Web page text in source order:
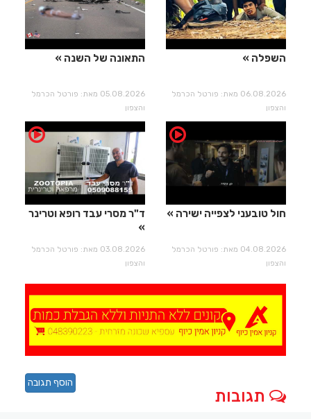
השפלה
06.08.2026 מאת: פורטל הכרמל
והצפון
התאונה של השנה
05.08.2026 מאת: פורטל הכרמל
והצפון
חול טובעני לצפייה ישירה
04.08.2026 מאת: פורטל הכרמל
והצפון
ד"ר מסרי עבד רופא וטרינר
03.08.2026 מאת: פורטל הכרמל
והצפון
תגובות
הוסף תגובה